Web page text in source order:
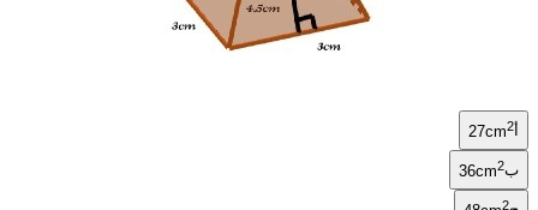
27cm2
ب 36cm2
2